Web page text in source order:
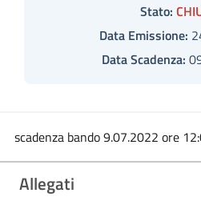
Stato:
Data Emissione:
Data Scadenza:
scadenza bando 9.07.2022 ore
Allegati